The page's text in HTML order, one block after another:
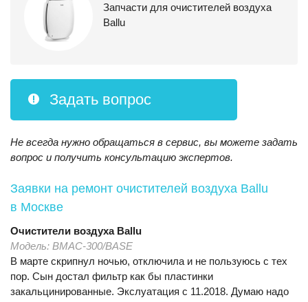
Запчасти для очистителей воздуха
Ballu
Задать вопрос
Не всегда нужно обращаться в сервис, вы можете задать
вопрос и получить консультацию экспертов.
Заявки на ремонт очистителей воздуха Ballu
в Москве
Очистители воздуха Ballu
Модель: BMAC-300/BASE
В марте скрипнул ночью, отключила и не пользуюсь с тех
пор. Сын достал фильтр как бы пластинки
закальцинированные. Экслуатация с 11.2018. Думаю надо